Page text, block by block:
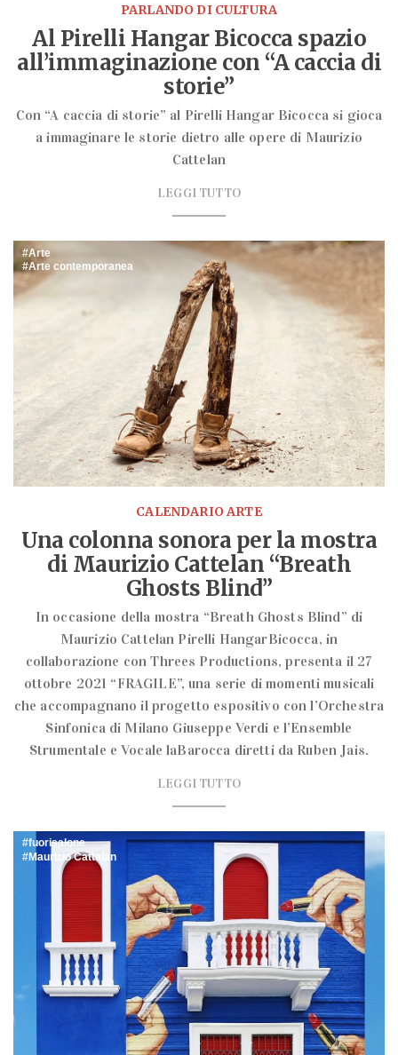
PARLANDO DI CULTURA
Al Pirelli Hangar Bicocca spazio
all’immaginazione con “A caccia di
storie”
Con “A caccia di storie” al Pirelli Hangar Bicocca si gioca
a immaginare le storie dietro alle opere di Maurizio
Cattelan
LEGGI TUTTO
Arte
Arte contemporanea
CALENDARIO ARTE
Una colonna sonora per la mostra
di Maurizio Cattelan “Breath
Ghosts Blind”
In occasione della mostra “Breath Ghosts Blind” di
Maurizio Cattelan Pirelli HangarBicocca, in
collaborazione con Threes Productions, presenta il 27
ottobre 2021 “FRAGILE”, una serie di momenti musicali
che accompagnano il progetto espositivo con l’Orchestra
Sinfonica di Milano Giuseppe Verdi e l’Ensemble
Strumentale e Vocale laBarocca diretti da Ruben Jais.
LEGGI TUTTO
fuorisalone
Maurizio Cattelan